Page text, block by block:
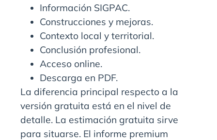
Información SIGPAC.
Construcciones y mejoras.
Contexto local y territorial.
Conclusión profesional.
Acceso online.
Descarga en PDF.
La diferencia principal respecto a la
versión gratuita está en el nivel de
detalle. La estimación gratuita sirve
para situarse. El informe premium